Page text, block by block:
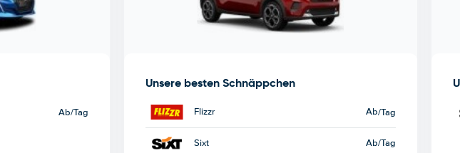
Ab/Tag
Unsere besten Schnäppchen
Flizzr Ab/Tag
Sixt Ab/Tag